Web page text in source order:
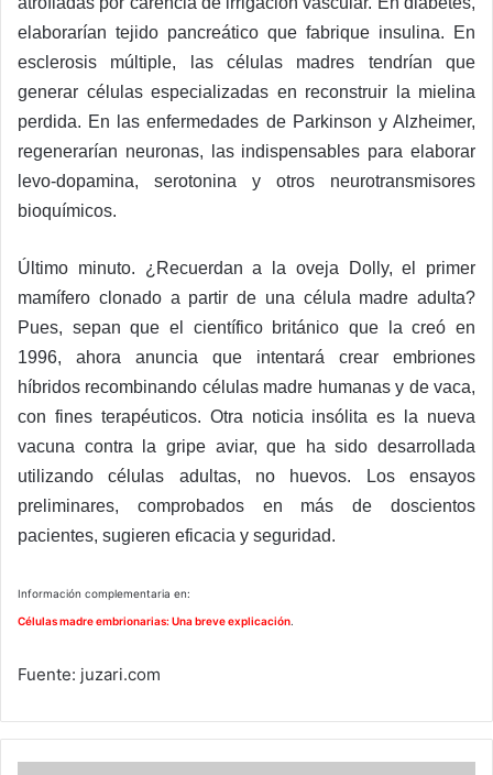
elaborarían tejido pancreático que fabrique insulina. En
esclerosis múltiple, las células madres tendrían que
generar células especializadas en reconstruir la mielina
perdida. En las enfermedades de Parkinson y Alzheimer,
regenerarían neuronas, las indispensables para elaborar
levo-dopamina, serotonina y otros neurotransmisores
bioquímicos.
Último minuto. ¿Recuerdan a la oveja Dolly, el primer
mamífero clonado a partir de una célula madre adulta?
Pues, sepan que el científico británico que la creó en
1996, ahora anuncia que intentará crear embriones
híbridos recombinando células madre humanas y de vaca,
con fines terapéuticos. Otra noticia insólita es la nueva
vacuna contra la gripe aviar, que ha sido desarrollada
utilizando células adultas, no huevos. Los ensayos
preliminares, comprobados en más de doscientos
pacientes, sugieren eficacia y seguridad.
Información complementaria en:
Células madre embrionarias: Una breve explicación
Fuente: juzari.com